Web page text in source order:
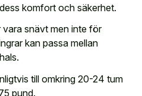
komfort och säkerhet.
snävt men inte för
kan passa mellan
till omkring 20-24 tum
pund.